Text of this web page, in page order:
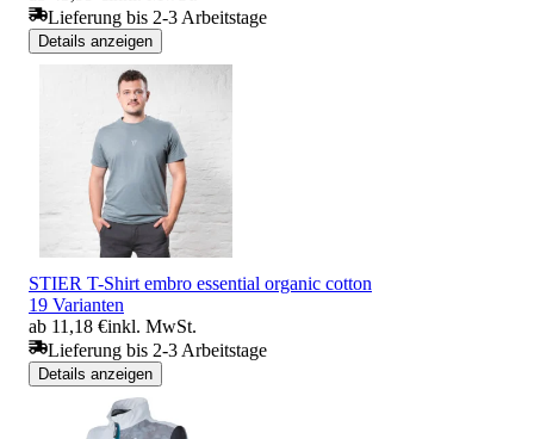
Lieferung bis 2-3 Arbeitstage
Details anzeigen
STIER T-Shirt embro essential organic cotton
19 Varianten
ab 11,18 €inkl. MwSt.
Lieferung bis 2-3 Arbeitstage
Details anzeigen